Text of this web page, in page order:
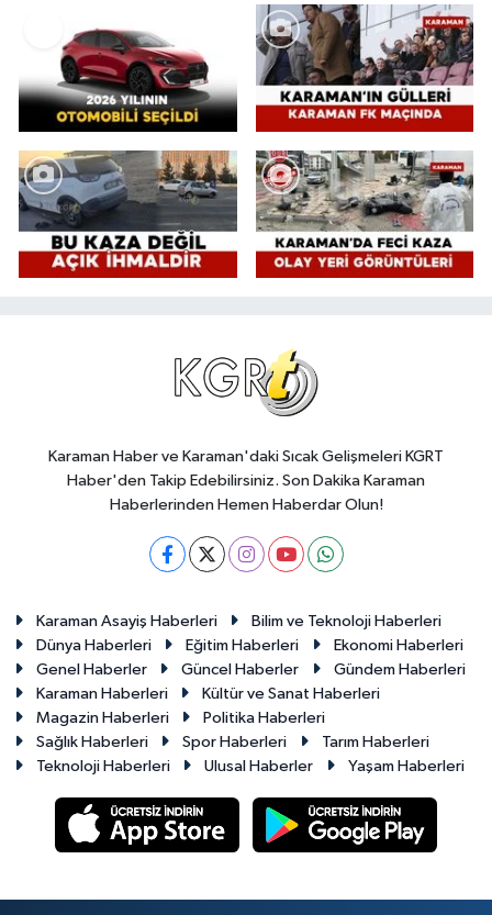
Karaman Haber ve Karaman'daki Sıcak Gelişmeleri KGRT
Haber'den Takip Edebilirsiniz. Son Dakika Karaman
Haberlerinden Hemen Haberdar Olun!
Karaman Asayiş Haberleri
Bilim ve Teknoloji Haberleri
Dünya Haberleri
Eğitim Haberleri
Ekonomi Haberleri
Genel Haberler
Güncel Haberler
Gündem Haberleri
Karaman Haberleri
Kültür ve Sanat Haberleri
Magazin Haberleri
Politika Haberleri
Sağlık Haberleri
Spor Haberleri
Tarım Haberleri
Teknoloji Haberleri
Ulusal Haberler Yaşam Haberleri